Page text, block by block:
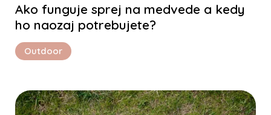
Ako funguje sprej na medvede a kedy
ho naozaj potrebujete?
Outdoor